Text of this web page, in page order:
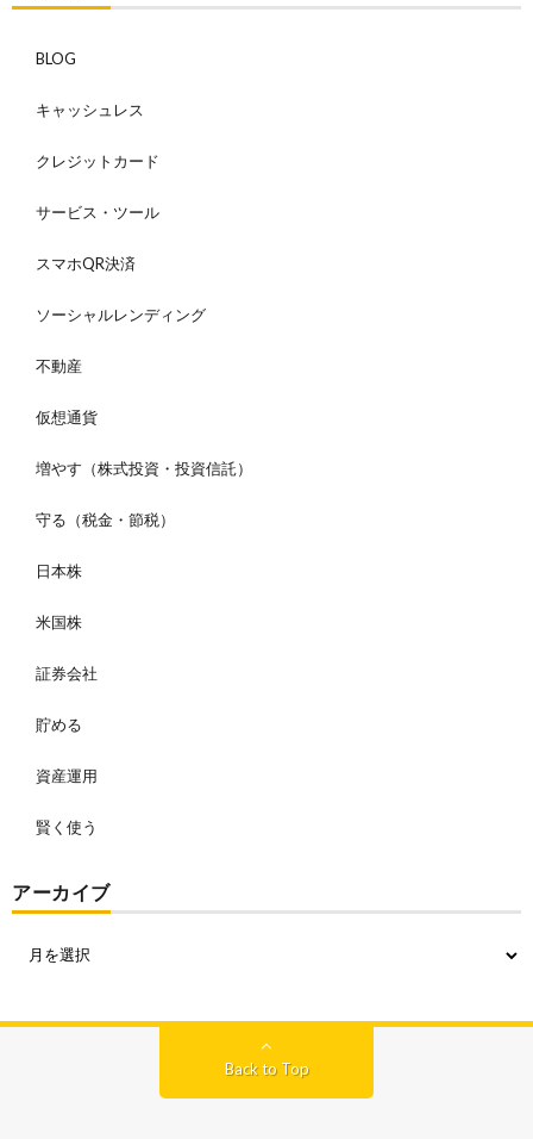
BLOG
キャッシュレス
クレジットカード
サービス・ツール
スマホQR決済
ソーシャルレンディング
不動産
仮想通貨
増やす（株式投資・投資信託）
守る（税金・節税）
日本株
米国株
証券会社
貯める
資産運用
賢く使う
アーカイブ
Back to Top